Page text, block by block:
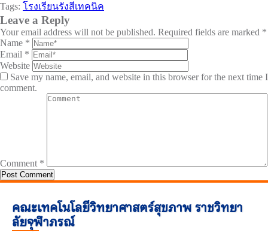
Tags: โรงเรียนรังสีเทคนิค
Leave a Reply
Your email address will not be published. Required fields are marked *
Name *
Email *
Website
Save my name, email, and website in this browser for the next time I
comment.
Comment *
คณะเทคโนโลยีวิทยาศาสตร์สุขภาพ ราชวิทยา
ลัยจุฬาภรณ์